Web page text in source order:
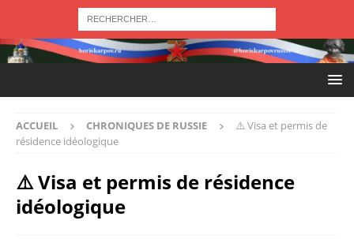
ACCUEIL CHRONIQUES DE RUSSIE
⚠️ Visa et permis de
résidence idéologique
⚠️ Visa et permis de résidence
idéologique